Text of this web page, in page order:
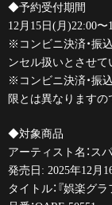
◆予約受付期間
12月15日(月)22:00
※コンビニ決済・振
ンセル扱いとさせて
※コンビニ決済・振
限とは異なります
◆対象商品
アーティスト名：ス
発売日: 2025年12月
タイトル：『娯楽グラ